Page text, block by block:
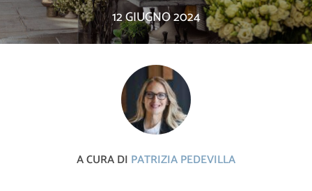
12 GIUGNO 2024
A CURA DI PATRIZIA PEDEVILLA